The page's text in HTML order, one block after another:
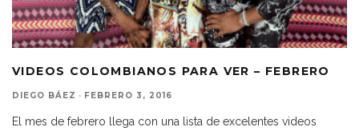
VIDEOS COLOMBIANOS PARA VER – FEBRERO
DIEGO BÁEZ · FEBRERO 3, 2016
El mes de febrero llega con una lista de excelentes videos